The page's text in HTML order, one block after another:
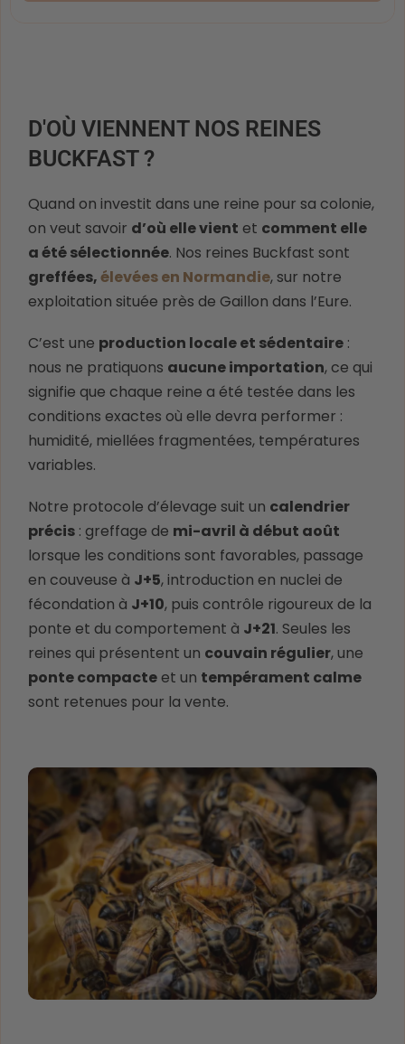
D'OÙ VIENNENT NOS REINES
BUCKFAST ?
Quand on investit dans une reine pour sa colonie,
on veut savoir d’où elle vient et comment elle
a été sélectionnée. Nos reines Buckfast sont
greffées,élevées en Normandie, sur notre
exploitation située près de Gaillon dans l’Eure.
C’est une production locale et sédentaire :
nous ne pratiquons aucune importation, ce qui
signifie que chaque reine a été testée dans les
conditions exactes où elle devra performer :
humidité, miellées fragmentées, températures
variables.
Notre protocole d’élevage suit un calendrier
précis : greffage de mi-avril à début août
lorsque les conditions sont favorables, passage
en couveuse à J+5, introduction en nuclei de
fécondation à J+10, puis contrôle rigoureux de la
ponte et du comportement à J+21. Seules les
reines qui présentent un couvain régulier, une
ponte compacteet un tempérament calme
sont retenues pour la vente.